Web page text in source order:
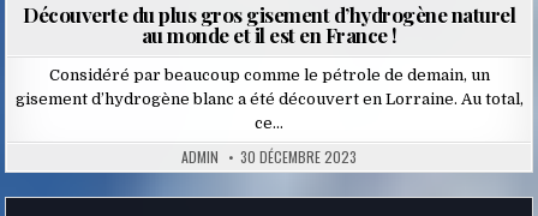
Découverte du plus gros gisement d’hydrogène naturel
au monde et il est en France !
Considéré par beaucoup comme le pétrole de demain, un
gisement d’hydrogène blanc a été découvert en Lorraine. Au total,
ce…
ADMIN 30 DÉCEMBRE 2023